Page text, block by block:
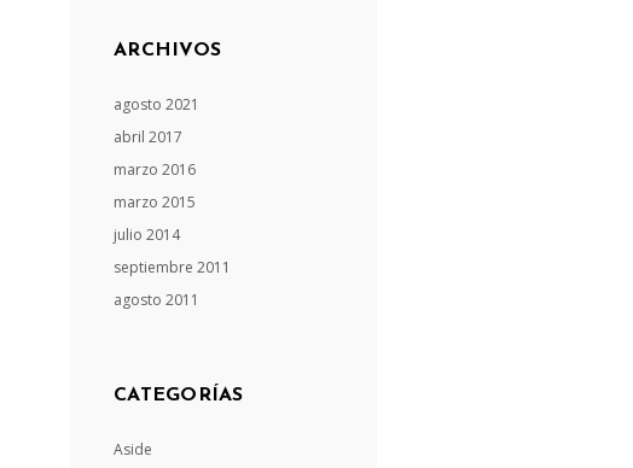
ARCHIVOS
agosto 2021
abril 2017
marzo 2016
marzo 2015
julio 2014
septiembre 2011
agosto 2011
CATEGORÍAS
Aside